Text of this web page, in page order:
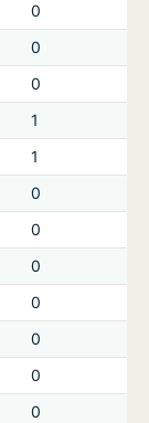
0
0
0
1
1
0
0
0
0
0
0
0